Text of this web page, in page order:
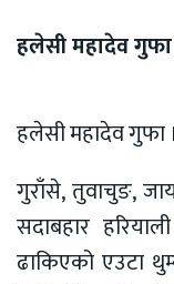
हलेसी महादेव
हलेसी महादेव गुफा ।
गुराँसे, तुवाचुङ,
सदाबहार
ढाकिएको एउटा